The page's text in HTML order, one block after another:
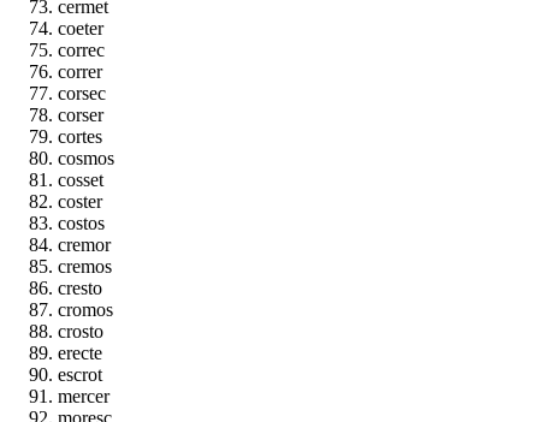
cermet
coeter
correc
correr
corsec
corser
cortes
cosmos
cosset
coster
costos
cremor
cremos
cresto
cromos
crosto
erecte
escrot
mercer